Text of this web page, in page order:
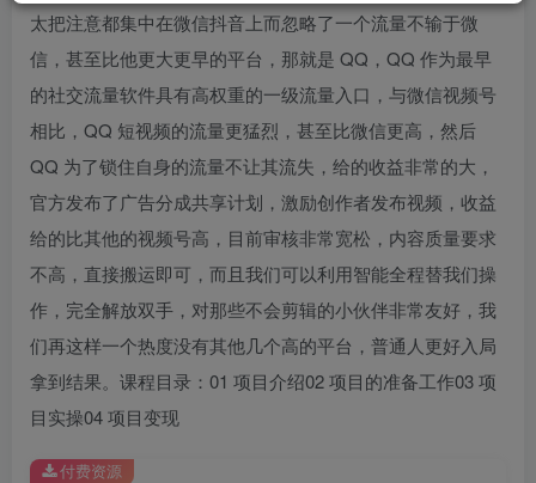
太把注意都集中在微信抖音上而忽略了一个流量不输于微
信，甚至比他更大更早的平台，那就是 QQ，QQ 作为最早
的社交流量软件具有高权重的一级流量入口，与微信视频号
相比，QQ 短视频的流量更猛烈，甚至比微信更高，然后
QQ 为了锁住自身的流量不让其流失，给的收益非常的大，
官方发布了广告分成共享计划，激励创作者发布视频，收益
给的比其他的视频号高，目前审核非常宽松，内容质量要求
不高，直接搬运即可，而且我们可以利用智能全程替我们操
作，完全解放双手，对那些不会剪辑的小伙伴非常友好，我
们再这样一个热度没有其他几个高的平台，普通人更好入局
拿到结果。课程目录：01 项目介绍02 项目的准备工作03 项
目实操04 项目变现
付费资源